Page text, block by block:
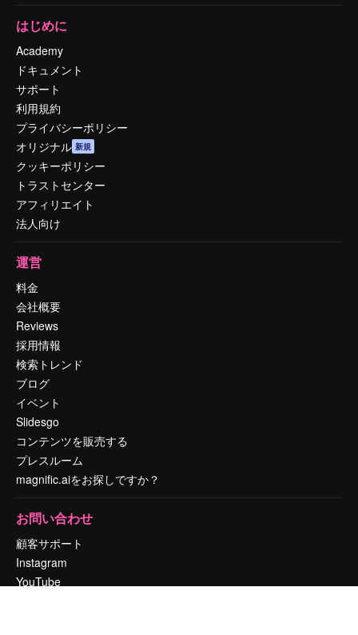
はじめに
Academy
ドキュメント
サポート
利用規約
プライバシーポリシー
オリジナル 新規
クッキーポリシー
トラストセンター
アフィリエイト
法人向け
運営
料金
会社概要
Reviews
採用情報
検索トレンド
ブログ
イベント
Slidesgo
コンテンツを販売する
プレスルーム
magnific.aiをお探しですか？
お問い合わせ
顧客サポート
Instagram
YouTube